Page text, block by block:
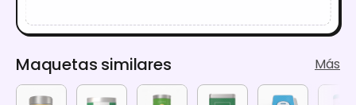
Maquetas similares Más